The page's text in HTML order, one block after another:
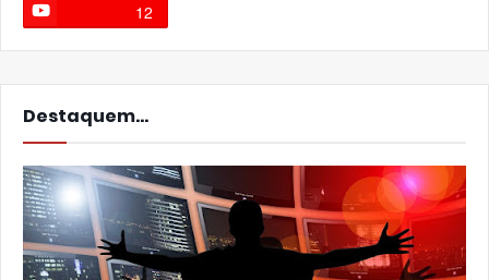
12
Destaquem...